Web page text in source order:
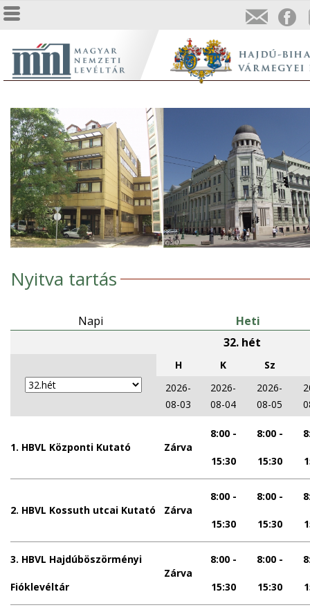
Nyitva tartás
Napi
Heti
32. hét
h
2026-
08-03
k
2026-
08-04
sz
2026-
08-05
1. HBVL Központi Kutató Zárva
8:00 -
15:30
8:00 -
15:30
2. HBVL Kossuth utcai Kutató Zárva
8:00 -
15:30
8:00 -
15:30
3. HBVL Hajdúböszörményi
Fióklevéltár
Zárva
8:00 -
15:30
8:00 -
15:30